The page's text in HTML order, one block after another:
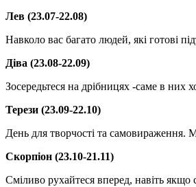
Лев (23.07-22.08)
Навколо вас багато людей, які готові
Діва (23.08-22.09)
Зосередьтеся на дрібницях -саме в них
Терези (23.09-22.10)
День для творчості та самовираження.
Скорпіон (23.10-21.11)
Сміливо рухайтеся вперед, навіть якщо